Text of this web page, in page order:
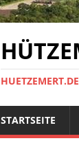
HUETZEMERT.DE
STARTSEITE